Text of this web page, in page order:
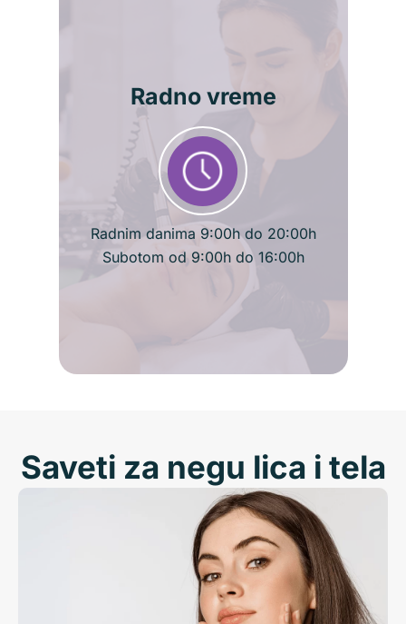
Radno vreme
Radnim danima 9:00h do 20:00h
Subotom od 9:00h do 16:00h
Saveti za negu lica i tela